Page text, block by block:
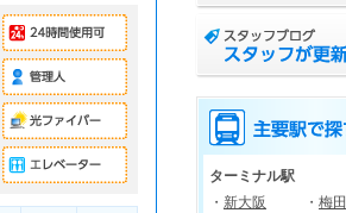
ターミナル駅
・ 新大阪 ・ 梅田